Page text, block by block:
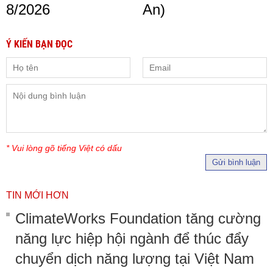
8/2026
An)
Ý KIẾN BẠN ĐỌC
* Vui lòng gõ tiếng Việt có dấu
Gửi bình luận
TIN MỚI HƠN
ClimateWorks Foundation tăng cường
năng lực hiệp hội ngành để thúc đẩy
chuyển dịch năng lượng tại Việt Nam